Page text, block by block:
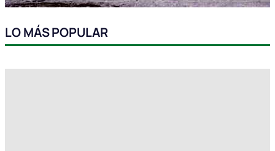
LO MÁS POPULAR